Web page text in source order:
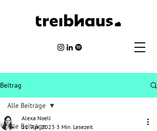
Beitrag
Alle Beiträge
Alle Beiträge
Alexa Noell
12. Apr. 2023 3 Min. Lesezeit